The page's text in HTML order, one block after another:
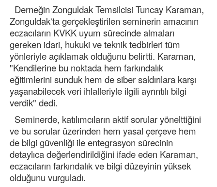
Derneğin Zonguldak Temsilcisi Tuncay Karaman,
Zonguldak'ta gerçekleştirilen seminerin amacının
eczacıların KVKK uyum sürecinde almaları
gereken idari, hukuki ve teknik tedbirleri tüm
yönleriyle açıklamak olduğunu belirtti. Karaman,
"Kendilerine bu noktada hem farkındalık
eğitimlerini sunduk hem de siber saldırılara karşı
yaşanabilecek veri ihlalleriyle ilgili ayrıntılı bilgi
verdik" dedi.
Seminerde, katılımcıların aktif sorular yönelttiğini
ve bu sorular üzerinden hem yasal çerçeve hem
de bilgi güvenliği ile entegrasyon sürecinin
detaylıca değerlendirildiğini ifade eden Karaman,
eczacıların farkındalık ve bilgi düzeyinin yüksek
olduğunu vurguladı.